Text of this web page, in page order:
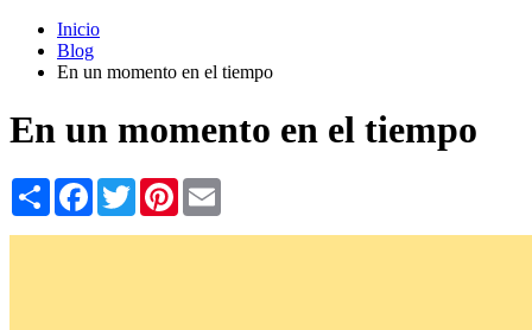
Inicio
Blog
En un momento en el tiempo
En un momento en el tiempo
Share Facebook
TwitterPinterest